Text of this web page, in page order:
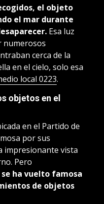
el objeto
el mar durante
Esa luz
numerosos
cerca de la
en el cielo, solo esa
local 0223.
objetos en el
en el Partido de
por sus
impresionante vista
Pero
ha vuelto famosa
de objetos